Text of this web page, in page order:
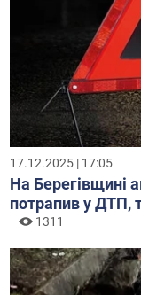
17.12.2025 | 17:05
На Берегівщині
потрапив у ДТП,
1311